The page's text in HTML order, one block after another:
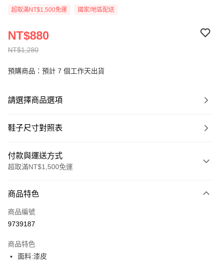
超取滿NT$1,500免運 國家/地區配送
NT$1,280
NT$880
預購商品：預計 7 個工作天出貨
請選擇商品選項
鞋子尺寸對照表
付款與運送方式
超取滿NT$1,500免運
信用卡一次付款
信用卡分期付款
合作金庫商業銀行
華南商業銀行
超商取貨付款
商品特色
商品編號
9739187
商品特色
面料:漆皮